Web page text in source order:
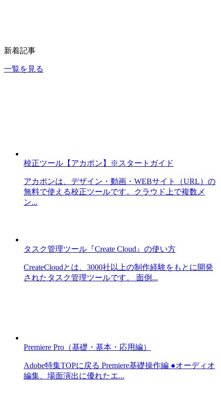
新着記事
一覧を見る
校正ツール【アカポン】※スタートガイド
アカポンは、デザイン・動画・WEBサイト（URL）の
無料で使える校正ツールです。クラウド上で複数メ
ン...
タスク管理ツール『Create Cloud』の使い方
CreateCloudとは、3000社以上の制作経験をもとに開発
されたタスク管理ツールです。 面倒...
Premiere Pro（基礎・基本・応用編）
Adobe特集TOPに戻る Premiere基礎操作編 ●オーディオ
編集、場面演出に優れたエ...